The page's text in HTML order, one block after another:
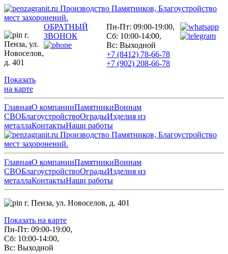
Производство Памятников, Благоустройство
мест захоронений.
г.
Пенза, ул.
Новоселов,
д. 401
Показать
на карте
ОБРАТНЫЙ
ЗВОНОК
Пн-Пт: 09:00-19:00,
Сб: 10:00-14:00,
Вс: Выходной
+7 (8412) 78-66-78
+7 (902) 208-66-78
ГлавнаяО компанииПамятникиВоинам
СВОБлагоустройствоОградыИзделия из
металлаКонтактыНаши работы
Производство Памятников, Благоустройство
мест захоронений.
ГлавнаяО компанииПамятникиВоинам
СВОБлагоустройствоОградыИзделия из
металлаКонтактыНаши работы
г. Пенза, ул. Новоселов, д. 401
Показать на карте
Пн-Пт: 09:00-19:00,
Сб: 10:00-14:00,
Вс: Выходной